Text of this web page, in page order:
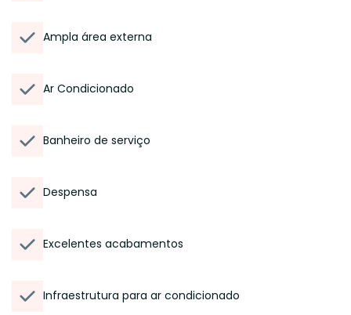
Ampla área externa
Ar Condicionado
Banheiro de serviço
Despensa
Excelentes acabamentos
Infraestrutura para ar condicionado